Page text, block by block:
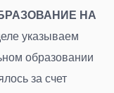
НА
указываем
образовании
за счет